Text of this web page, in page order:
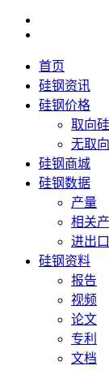
首页
硅钢资讯
硅钢价格
取向
无取
硅钢商城
硅钢数据
产量
相关
进出口
硅钢资料
报告
视频
论文
专利
文档